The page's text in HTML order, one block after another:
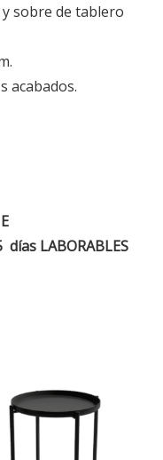
sobre de tablero
acabados.
días LABORABLES